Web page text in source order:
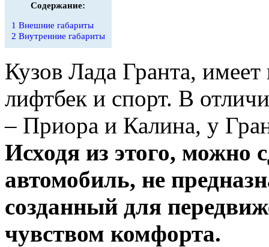
Содержание:
1 Внешние габариты
2 Внутренние габариты
Кузов Лада Гранта, имеет
лифтбек и спорт. В
– Приора и Калина, у
Исходя из этого, можно
автомобиль, не
созданный для
чувством комфорта.